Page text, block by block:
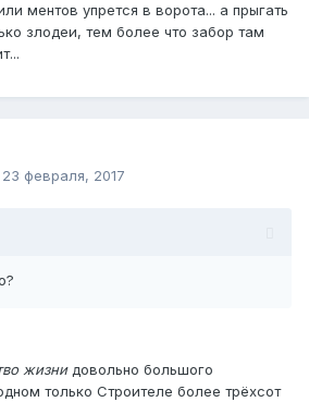
ментов упрется в ворота... а прыгать
злодеи, тем более что забор там
23 февраля, 2017
жизнидовольно большого
только Строителе более трёхсот